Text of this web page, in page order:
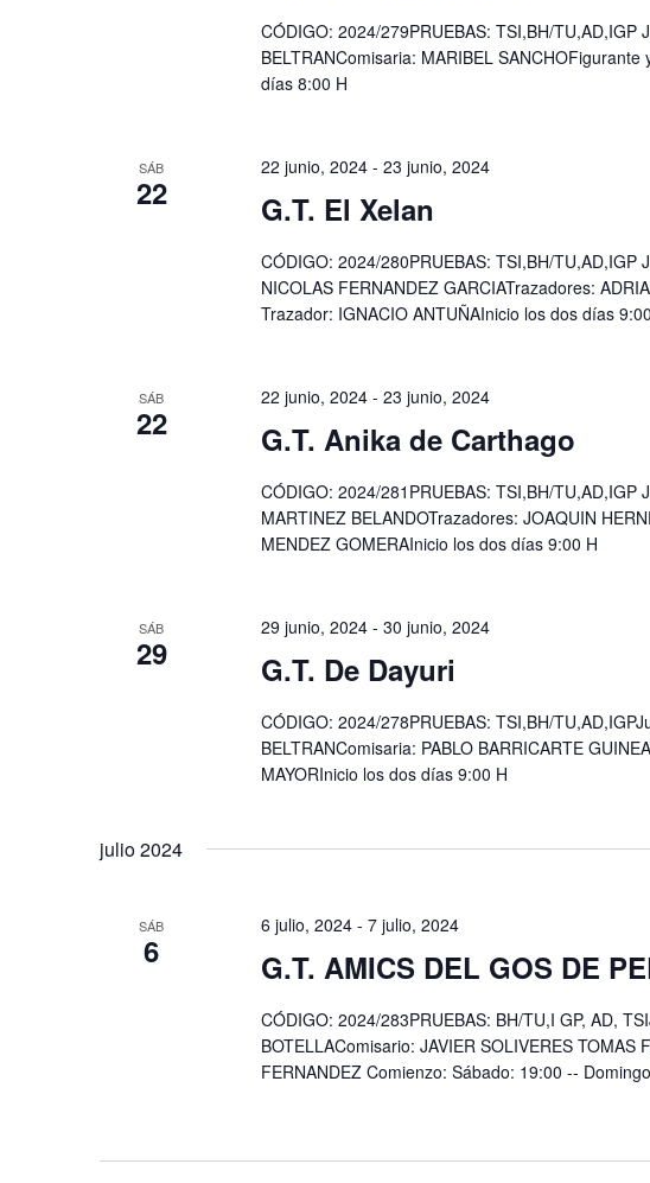
CÓDIGO: 2024/279PRUEBAS: TSI,BH/TU,AD,IGP
BELTRANComisaria: MARIBEL
días 8:00 H
SÁB
22
22 junio, 2024- 23 junio, 2024
G.T. El Xelan
CÓDIGO: 2024/280PRUEBAS: TSI,BH/TU,AD,IGP
NICOLAS FERNANDEZ GARCIATrazadores:
Trazador: IGNACIO ANTUÑAInicio los dos días
SÁB
22
22 junio, 2024- 23 junio, 2024
G.T. Anika de Carthago
CÓDIGO: 2024/281PRUEBAS: TSI,BH/TU,AD,IGP
MARTINEZ BELANDOTrazadores: JOAQUIN
MENDEZ GOMERAInicio los dos días 9:00 H
SÁB
29
29 junio, 2024- 30 junio, 2024
G.T. De Dayuri
CÓDIGO: 2024/278PRUEBAS: TSI,BH/
BELTRANComisaria: PABLO BARRICARTE
MAYORInicio los dos días 9:00 H
julio 2024
SÁB
6
6 julio, 2024- 7 julio, 2024
G.T. AMICS DEL GOS DE
CÓDIGO: 2024/283PRUEBAS: BH/TU,I GP, AD,
BOTELLAComisario: JAVIER SOLIVERES
FERNANDEZ Comienzo: Sábado: 19:00 --